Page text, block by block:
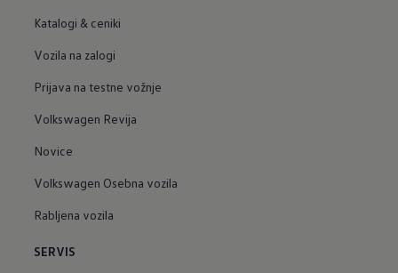
Katalogi & ceniki
Vozila na zalogi
Prijava na testne vožnje
Volkswagen Revija
Novice
Volkswagen Osebna vozila
Rabljena vozila
SERVIS